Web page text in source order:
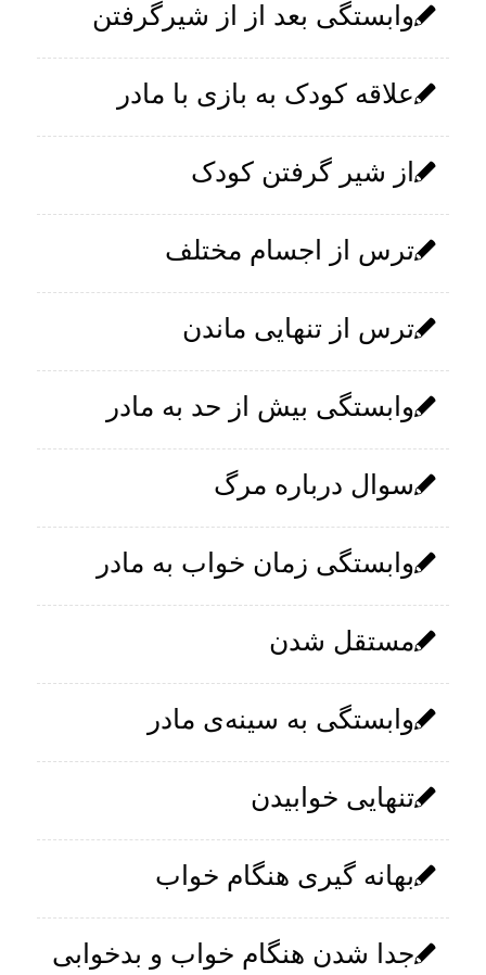
وابستگی بعد از از شیرگرفتن
علاقه کودک به بازی با مادر
از شیر گرفتن کودک
ترس از اجسام مختلف
ترس از تنهایی ماندن
وابستگی بیش از حد به مادر
سوال درباره مرگ
وابستگی زمان خواب به مادر
مستقل شدن
وابستگی به سینه‌ی مادر
تنهایی خوابیدن
بهانه گیری هنگام خواب
جدا شدن هنگام خواب و بدخوابی